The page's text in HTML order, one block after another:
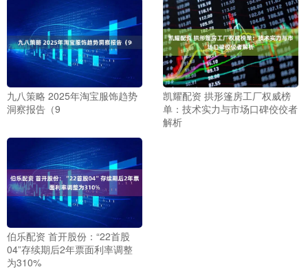
九八策略 2025年淘宝服饰趋势
洞察报告（9
凯耀配资 拱形篷房工厂权威榜
单：技术实力与市场口碑佼佼者
解析
伯乐配资 首开股份：“22首股
04”存续期后2年票面利率调整
为310%